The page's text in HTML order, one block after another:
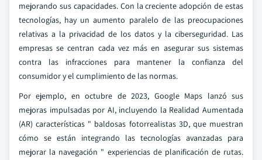
mejorando sus capacidades. Con la creciente adopción de estas
tecnologías, hay un aumento paralelo de las preocupaciones
relativas a la privacidad de los datos y la ciberseguridad. Las
empresas se centran cada vez más en asegurar sus sistemas
contra las infracciones para mantener la confianza del
consumidor y el cumplimiento de las normas.
Por ejemplo, en octubre de 2023, Google Maps lanzó sus
mejoras impulsadas por AI, incluyendo la Realidad Aumentada
(AR) características " baldosas fotorrealistas 3D, que muestran
cómo se están integrando las tecnologías avanzadas para
mejorar la navegación " experiencias de planificación de rutas.